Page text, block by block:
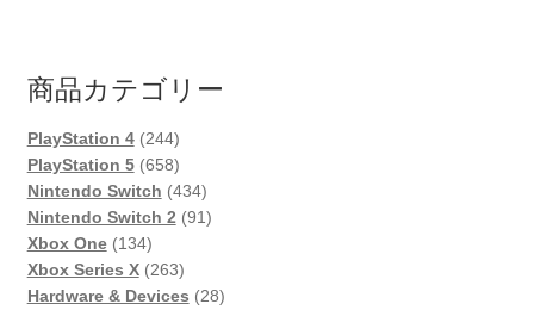
商品カテゴリー
PlayStation 4 244244
個
の
商
PlayStation 5 658658
個
の
品
Nintendo Switch 434434
個
品
Nintendo Switch 2 9191
商
Xbox One 134134
個
の
Xbox Series X 263263
個
Hardware & Devices 2828